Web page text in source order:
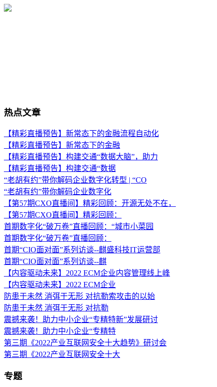
热点文章
【精彩直播预告】新常态下的金融流程自动化
【精彩直播预告】新常态下的金融
【精彩直播预告】构建交通“数据大脑”，助力
【精彩直播预告】构建交通“数据
“老胡有约”带你解码企业数字化转型 | “CO
“老胡有约”带你解码企业数字化
【第57期CXO直播间】精彩回顾：开源无处不在，
【第57期CXO直播间】精彩回顾：
首期数字化“破万卷”直播回顾：“城市小菜园
首期数字化“破万卷”直播回顾：
首期“CIO面对面”系列访谈--麒盛科技IT运营部
首期“CIO面对面”系列访谈--麒
【内容驱动未来】2022 ECM企业内容管理线上峰
【内容驱动未来】2022 ECM企业
防患于未然 消弭于无形 对抗勒索攻击的以始
防患于未然 消弭于无形 对抗勒
震撼来袭！助力中小企业“专精特新”发展研讨
震撼来袭！助力中小企业“专精特
第三期《2022产业互联网安全十大趋势》研讨会
第三期《2022产业互联网安全十大
专题